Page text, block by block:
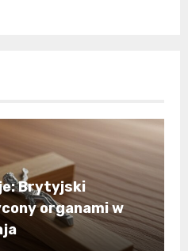
Brytyjski
organami w